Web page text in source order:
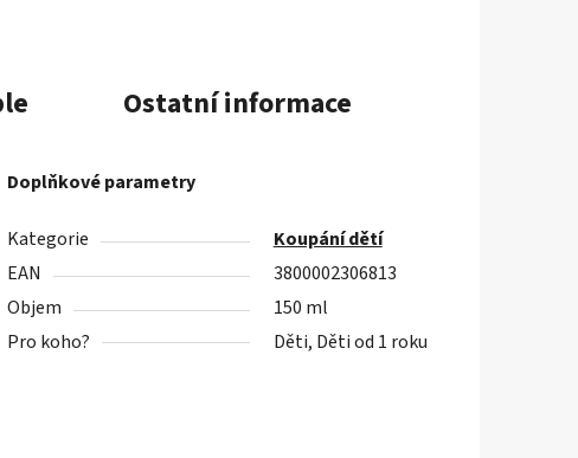
Ostatní informace
Doplňkové parametry
Kategorie
Koupání dětí
EAN
3800002306813
Objem
150 ml
Pro koho?
Děti, Děti od 1 roku